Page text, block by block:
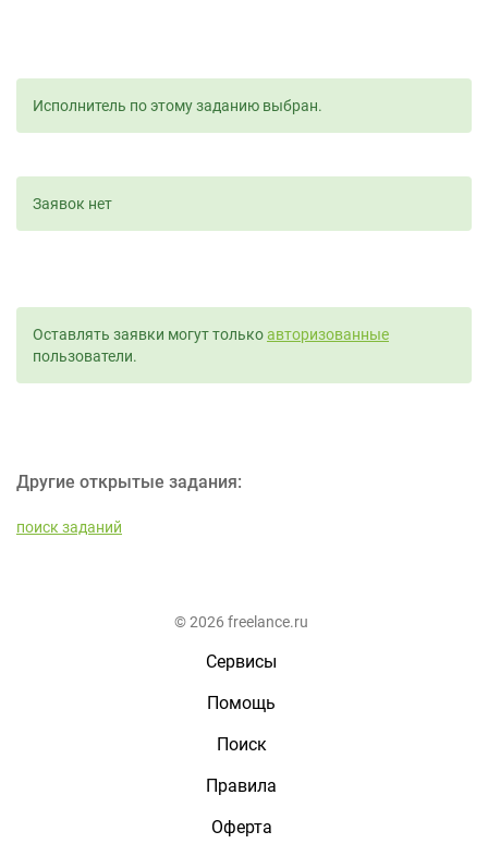
Исполнитель по этому заданию выбран.
Заявок нет
Оставлять заявки могут толькоавторизованные
пользователи.
Другие открытые задания:
поиск заданий
© 2026 freelance.ru
Сервисы
Помощь
Поиск
Правила
Оферта